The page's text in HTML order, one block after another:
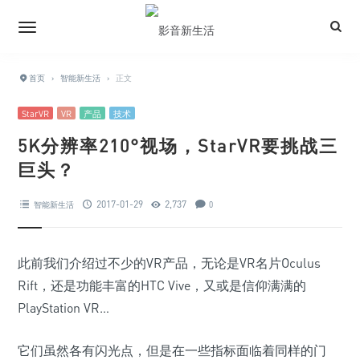
首页 › 智能新生活 › 正文
StarVR VR 产品 技术
5K分辨率210°视场，StarVR要挑战三
巨头？
智能新生活 2017-01-29 2,737 0
此前我们介绍过不少的VR产品，无论是VR名片Oculus
Rift，还是功能丰富的HTC Vive，又或是信仰满满的
PlayStation VR…
它们虽然各有闪光点，但是在一些指标面临着同样的门